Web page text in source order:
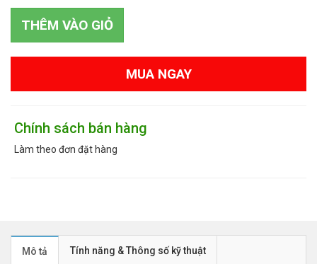
THÊM VÀO GIỎ
MUA NGAY
Chính sách bán hàng
Làm theo đơn đặt hàng
Mô tả Tính năng & Thông số kỹ thuật